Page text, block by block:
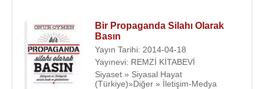
Bir Propaganda Silahı Olarak
Basın
Yayın Tarihi: 2014-04-18
Yayınevi: REMZİ KİTABEVİ
Siyaset » Siyasal Hayat
(Türkiye)»Diğer » İletişim-Medya